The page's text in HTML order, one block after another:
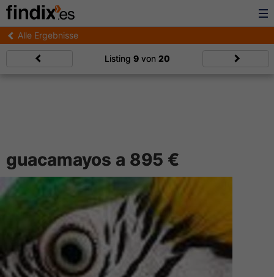
Alle Ergebnisse
Listing 9von 20
guacamayos a 895 €